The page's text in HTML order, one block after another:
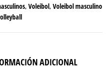
, Voleibol, Voleibol masculino
ADICIONAL